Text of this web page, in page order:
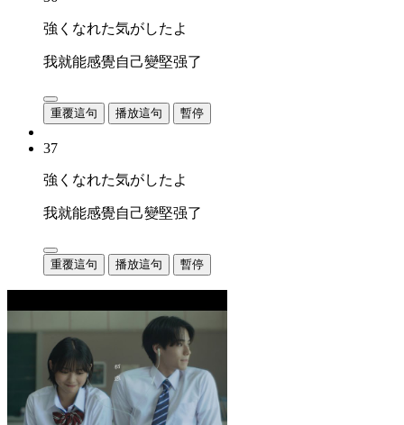
強くなれた気がしたよ
我就能感覺自己變堅强了
重覆這句 播放這句 暫停
37
強くなれた気がしたよ
我就能感覺自己變堅强了
重覆這句 播放這句 暫停